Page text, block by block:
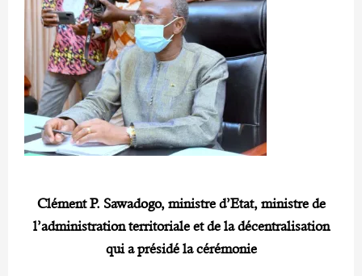
Clément P. Sawadogo, ministre d’Etat, ministre de
l’administration territoriale et de la décentralisation
qui a présidé la cérémonie